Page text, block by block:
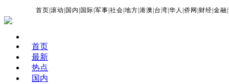
首页 |滚动 国内 国际 |军事 |社会 |地方 |港澳 台湾 |华人 |侨网 财经 |金融 |
首页
最新
热点
国内